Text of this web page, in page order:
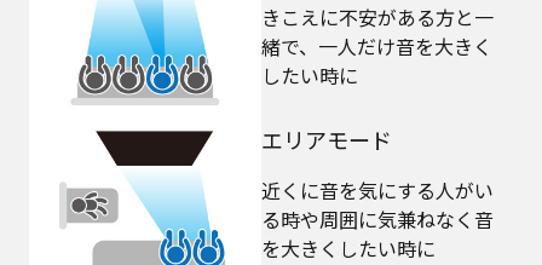
きこえに不安がある方と一
緒で、一人だけ音を大きく
したい時に
エリアモード
近くに音を気にする人がい
る時や周囲に気兼ねなく音
を大きくしたい時に